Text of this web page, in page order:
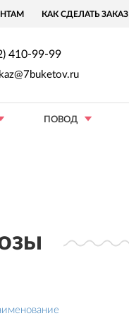
КАК СДЕЛАТЬ ЗАКАЗ
410-99-99
ПОВОД